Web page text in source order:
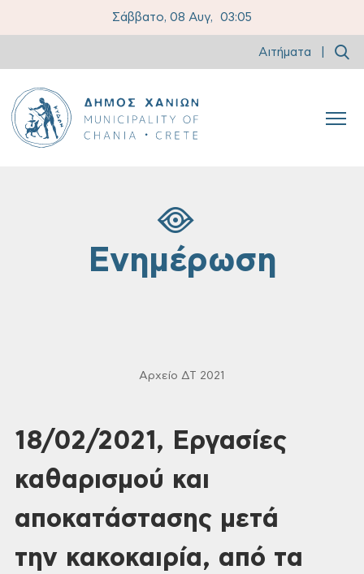
Σάββατο, 08 Αυγ, 03:05
Αιτήματα
Ενημέρωση
Αρχείο ΔΤ 2021
18/02/2021, Εργασίες
καθαρισμού και
αποκατάστασης μετά
την κακοκαιρία, από τα